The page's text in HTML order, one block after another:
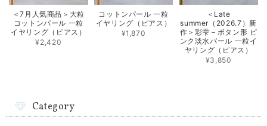
＜7月人気商品＞大粒
コットンパール 一粒
イヤリング（ピアス）
¥2,420
コットンパール 一粒
イヤリング（ピアス）
¥1,870
＜Late
summer（2026.7）新
作＞彩雫－ボタン形 ピ
ンク淡水パール 一粒イ
ヤリング（ピアス）
¥3,850
Category